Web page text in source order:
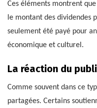
Ces éléments montrent
le montant des dividendes
seulement été payé pour
économique et culturel.
La réaction du
Comme souvent dans ce
partagées. Certains